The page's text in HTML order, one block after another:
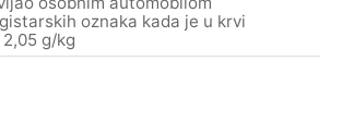
oznaka kada je u krvi
g/kg